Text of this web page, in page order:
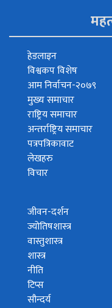
हेडलाइन
विश्वकप विशेष
आम निर्वाचन-२०७९
मुख्य समाचार
राष्ट्रिय समाचार
अन्तर्राष्ट्रिय समाचार
पत्रपत्रिकावाट
लेखहरु
विचार
जीवन-दर्शन
ज्योतिषशास्त्र
वास्तुशास्त्र
शास्त्र
नीति
टिप्स
सौन्दर्य